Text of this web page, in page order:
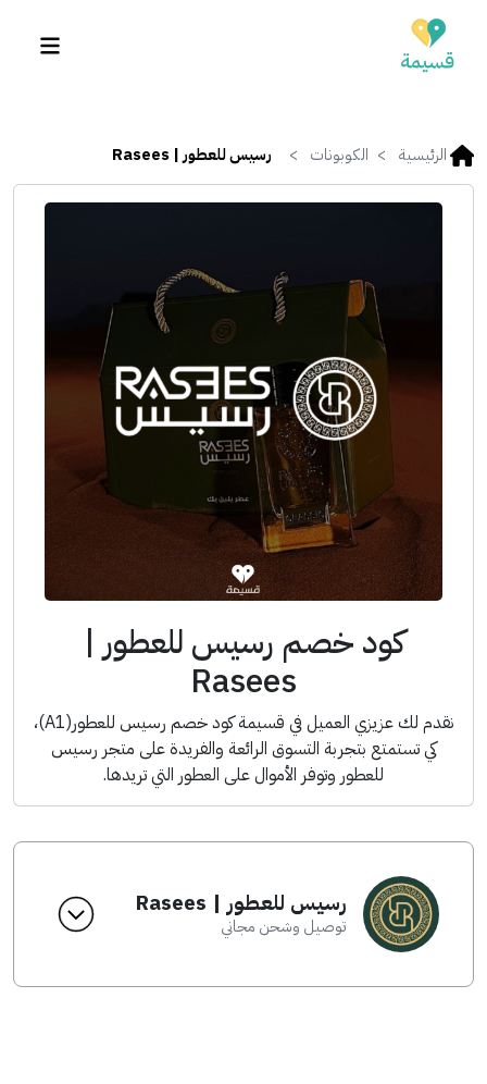
الرئيسية الكوبونات رسيس للعطور | Rasees
كود خصم رسيس للعطور |
Rasees
نقدم لك عزيزي العميل في قسيمة كود خصم رسيس للعطور(A1)،
كي تستمتع بتجربة التسوق الرائعة والفريدة على متجر رسيس
للعطور وتوفر الأموال على العطور التي تريدها.
رسيس للعطور | Rasees
توصيل وشحن مجاني